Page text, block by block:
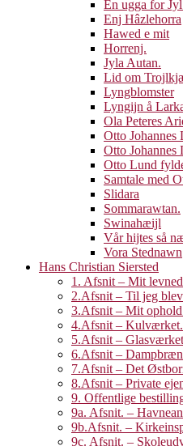
En ugga for
Enj Hâzlehorra
Hawed e mit
Horrenj.
Jyla Autan.
Lid om
Lyngblomster
Lyngijn å
Ola Peteres
Otto Johannes
Otto Johannes
Otto Lund
Samtale med
Slidara
Sommarawtan.
Swinahæijl
Vår hijtes så
Vora Stednawn
Hans Christian Siersted
1. Afsnit – Mit
2.Afsnit – Til jeg
3.Afsnit – Mit
4.Afsnit – Kulværket.
5.Afsnit –
6.Afsnit –
7.Afsnit – Det
8.Afsnit – Private
9. Offentlige
9a. Afsnit. –
9b.Afsnit. –
9c. Afsnit. –